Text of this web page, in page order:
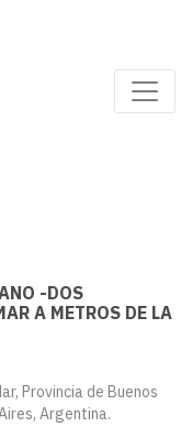
-DOS
A METROS DE LA
Provincia de Buenos
Argentina.